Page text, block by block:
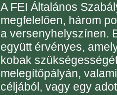
A FEI Általános
megfelelően, három
a versenyhelyszínen.
együtt érvényes,
kobak
melegítőpályán,
céljából, vagy egy